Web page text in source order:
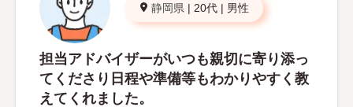
静岡県 | 20代 | 男性
担当アドバイザーがいつも親切に寄り添っ
てくださり日程や準備等もわかりやすく教
えてくれました。